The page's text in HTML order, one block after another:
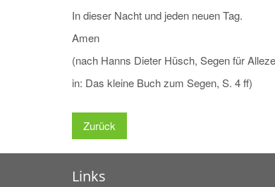
In dieser Nacht und jeden neuen Tag.
Amen
(nach Hanns Dieter Hüsch, Segen für
in: Das kleine Buch zum Segen, S. 4 ff)
Zurück
Links